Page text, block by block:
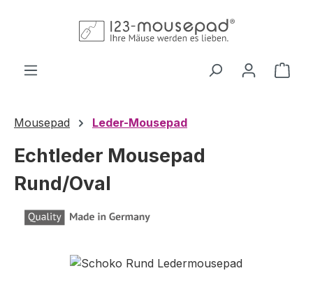
Mousepad Leder-Mousepad
Echtleder Mousepad
Rund/Oval
Bildergalerie überspringen